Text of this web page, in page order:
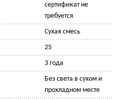
сертификат не
требуется
Сухая смесь
25
3 года
Без света в сухом и
прохладном месте